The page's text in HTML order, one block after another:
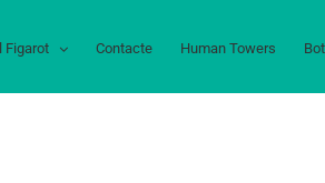
Figarot Contacte Human Towers